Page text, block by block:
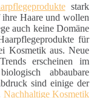
stark
ihre Haare und wollen
auch keine Domäne
für
Kosmetik aus. Neue
erscheinen im
abbaubare
sind einige der
Nachhaltige Kosmetik